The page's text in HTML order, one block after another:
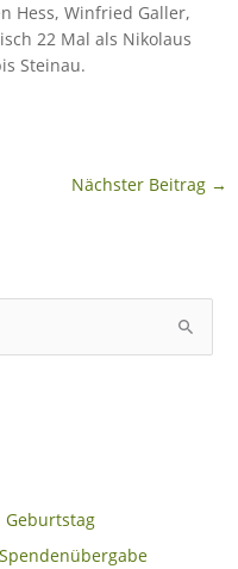
Hess, Winfried Galler,
22 Mal als Nikolaus
Steinau.
Nächster Beitrag →
Geburtstag